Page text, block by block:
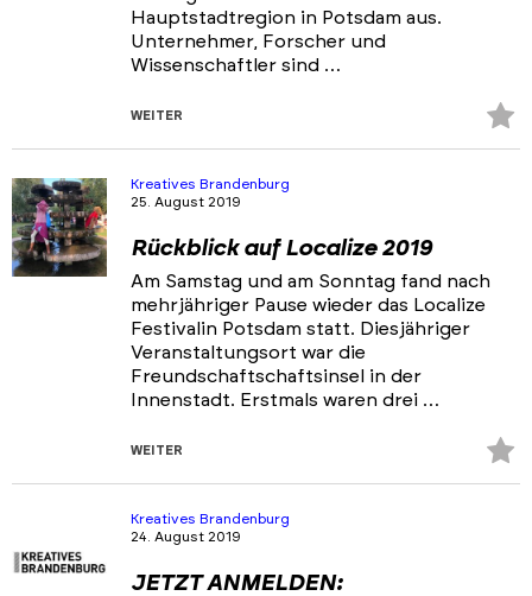
Hauptstadtregion in Potsdam aus.
Unternehmer, Forscher und
Wissenschaftler sind …
WEITER
Kreatives Brandenburg
25. August 2019
Rückblick auf Localize 2019
Am Samstag und am Sonntag fand nach
mehrjähriger Pause wieder das Localize
Festivalin Potsdam statt. Diesjähriger
Veranstaltungsort war die
Freundschaftschaftsinsel in der
Innenstadt. Erstmals waren drei …
WEITER
Kreatives Brandenburg
24. August 2019
JETZT ANMELDEN: